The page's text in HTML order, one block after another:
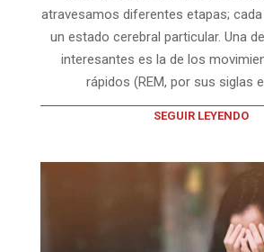
atravesamos diferentes etapas;
un estado cerebral particular. Una
interesantes es la de los
rápidos (REM, por sus siglas
SEGUIR LEYENDO